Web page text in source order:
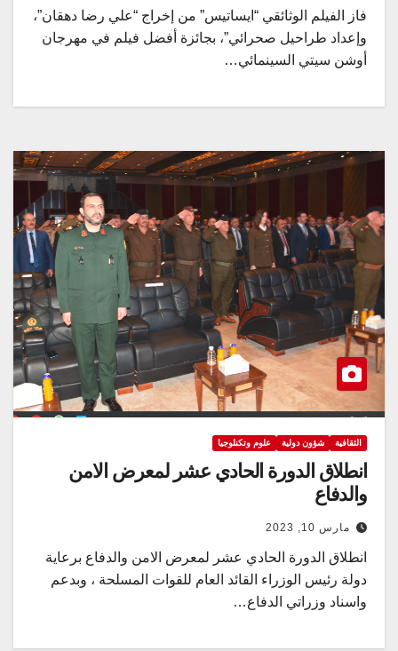
فاز الفيلم الوثائقي “ايساتيس” من إخراج “علي رضا دهقان”،
وإعداد طراحيل صحرائي”، بجائزة أفضل فيلم في مهرجان
أوشن سيتي السينمائي…
الثقافية شؤون دولية علوم وتكنلوجيا
انطلاق الدورة الحادي عشر لمعرض الامن
والدفاع
مارس 10, 2023
انطلاق الدورة الحادي عشر لمعرض الامن والدفاع برعاية
دولة رئيس الوزراء القائد العام للقوات المسلحة ، وبدعم
واسناد وزراتي الدفاع…